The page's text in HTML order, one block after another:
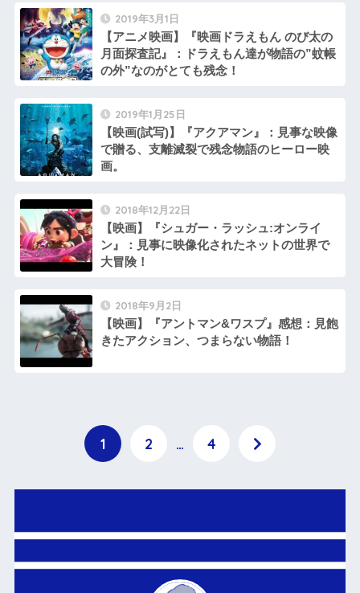
2019年3月1日
【アニメ映画】『映画ドラえもん のび太の
月面探査記』：ドラえもん達が物語の”蚊帳
の外”なのがとても残念！
2019年1月25日
【映画(試写)】『アクアマン』：見事な映像
で贈る、支離滅裂で残念物語のヒーロー映
画。
2018年12月22日
【映画】『シュガー・ラッシュ:オンライ
ン』：見事に映像化されたネットの世界で
大冒険！
2018年9月2日
【映画】『アントマン&ワスプ』感想：見飽
きたアクション、つまらない物語！
1 2 … 4